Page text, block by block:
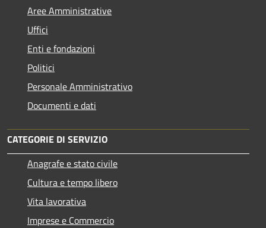
Aree Amministrative
Uffici
Enti e fondazioni
Politici
Personale Amministrativo
Documenti e dati
CATEGORIE DI SERVIZIO
Anagrafe e stato civile
Cultura e tempo libero
Vita lavorativa
Imprese e Commercio